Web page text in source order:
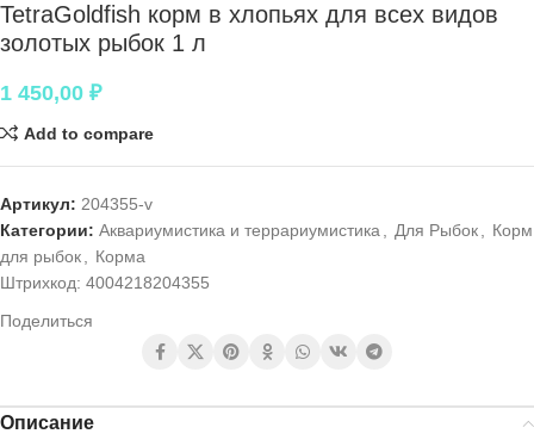
TetraGoldfish корм в хлопьях для всех видов
золотых рыбок 1 л
1 450,00 ₽
Add to compare
Артикул: 204355-v
Категории: Аквариумистика и террариумистика Для Рыбок
Корм
для рыбок
Корма
Штрихкод: 4004218204355
Поделиться
Описание